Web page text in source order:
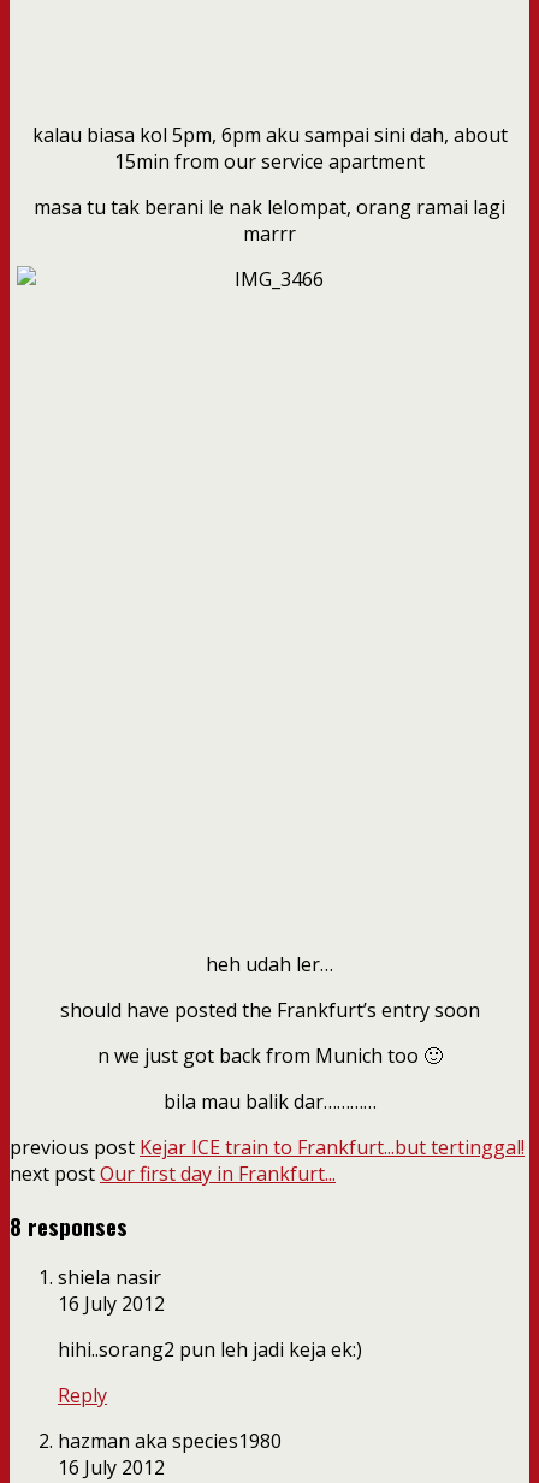
kalau biasa kol 5pm, 6pm aku sampai sini dah, about
15min from our service apartment
masa tu tak berani le nak lelompat, orang ramai lagi
marrr
heh udah ler…
should have posted the Frankfurt’s entry soon
n we just got back from Munich too 🙂
bila mau balik dar…………
previous post Kejar ICE train to Frankfurt...but tertinggal!
next postOur first day in Frankfurt...
8 responses
shiela nasir
16 July 2012
hihi..sorang2 pun leh jadi keja ek:)
Reply
hazman aka species1980
16 July 2012